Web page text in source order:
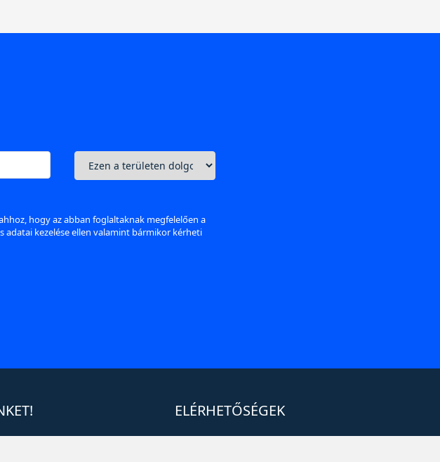
hogy az abban foglaltaknak megfelelően a
adatai kezelése ellen valamint bármikor kérheti
ELÉRHETŐSÉGEK